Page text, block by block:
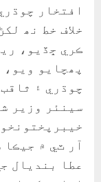
افتخار
خلاف خط نھ
ڪري ڇڏيو،
پھچايو
چوڌري ۽
سينئر وزير
آر ٽي ۾ جيڪا
عطا بنديال